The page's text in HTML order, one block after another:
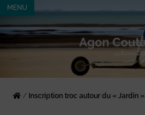
MENU
/ Inscription troc autour du « Jardin »